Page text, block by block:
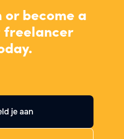
or become a
freelancer
je aan